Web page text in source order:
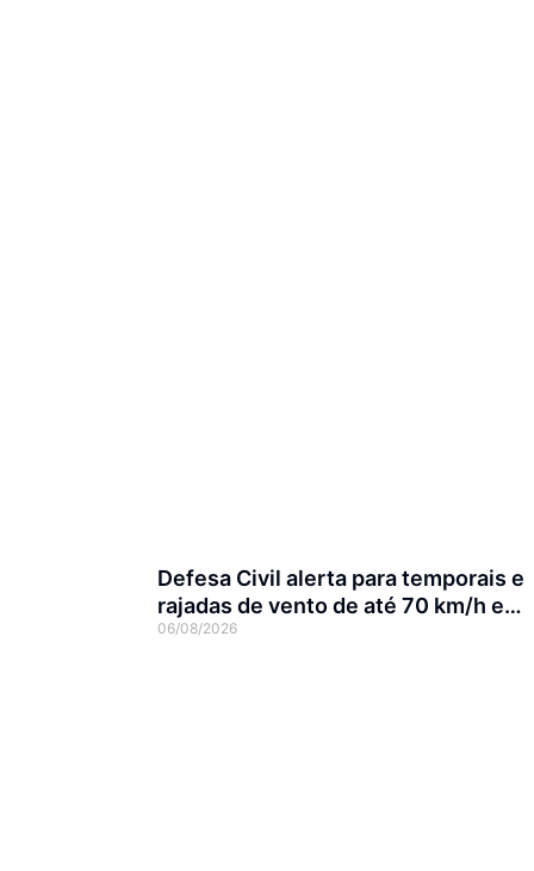
Defesa Civil alerta para temporais e
rajadas de vento de até 70 km/h em
Joinville
06/08/2026